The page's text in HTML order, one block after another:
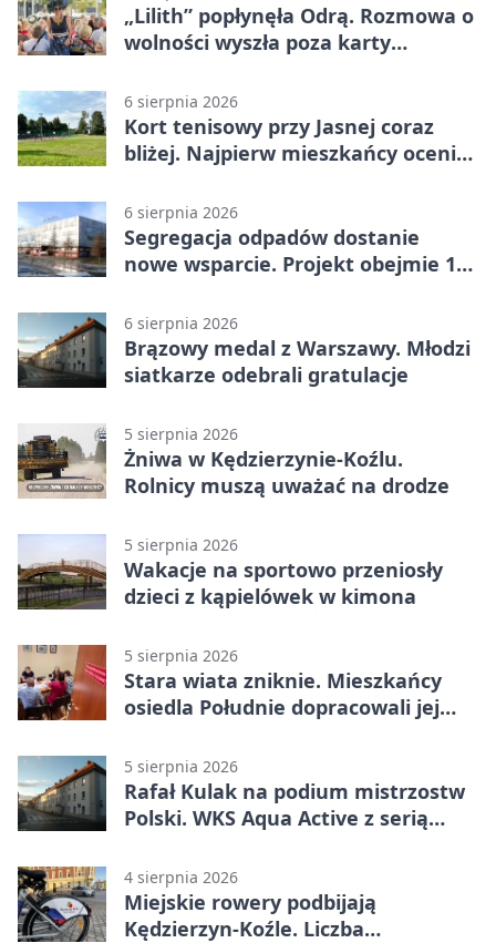
„Lilith” popłynęła Odrą. Rozmowa o
wolności wyszła poza karty
6 sierpnia 2026
Kort tenisowy przy Jasnej coraz
bliżej. Najpierw mieszkańcy ocenią
6 sierpnia 2026
Segregacja odpadów dostanie
nowe wsparcie. Projekt obejmie 15
6 sierpnia 2026
Brązowy medal z Warszawy. Młodzi
siatkarze odebrali gratulacje
5 sierpnia 2026
Żniwa w Kędzierzynie-Koźlu.
Rolnicy muszą uważać na drodze
5 sierpnia 2026
Wakacje na sportowo przeniosły
dzieci z kąpielówek w kimona
5 sierpnia 2026
Stara wiata zniknie. Mieszkańcy
osiedla Południe dopracowali jej
5 sierpnia 2026
Rafał Kulak na podium mistrzostw
Polski. WKS Aqua Active z serią
4 sierpnia 2026
Miejskie rowery podbijają
Kędzierzyn-Koźle. Liczba